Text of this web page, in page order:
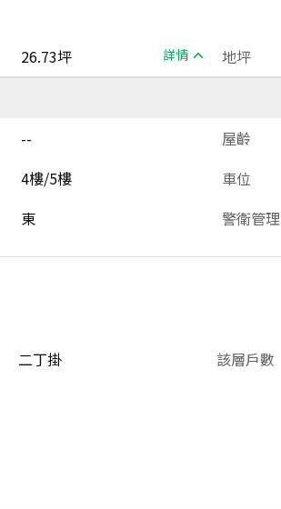
26.73坪 詳情 地坪
-- 屋齡
4樓/5樓 車位
東 警衛管理
二丁掛 該層戶數